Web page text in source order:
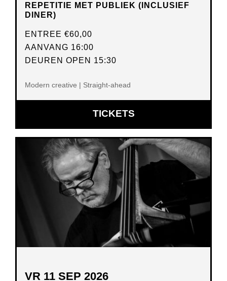
REPETITIE MET PUBLIEK (INCLUSIEF
DINER)
ENTREE €60,00
AANVANG 16:00
DEUREN OPEN 15:30
Modern creative | Straight-ahead
TICKETSOPENT
IN
NIEUW
VENSTER
VR 11 SEP 2026